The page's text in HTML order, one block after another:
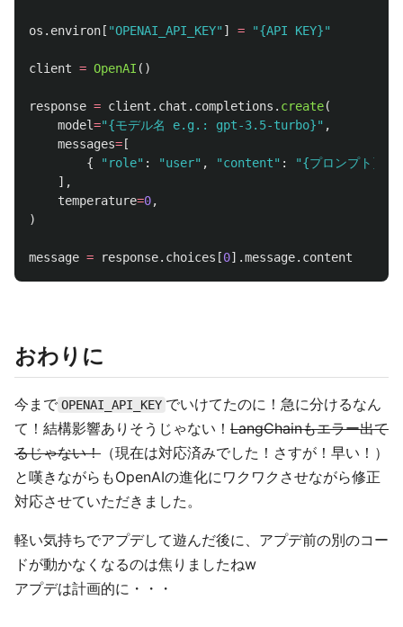
os . environ [ "OPENAI_API_KEY" ] = "{API KEY}"
client = OpenAI ()
response = client . chat . completions . create(
model="{モデル名 e.g.: gpt-3.5-turbo}" ,
messages= [
{
" role" : "user" , "content" : "{プロンプト}
],
temperature=0,
)
message = response. choices [0].message. content
おわりに
今まで OPENAI_API_KEY でいけてたのに！急に分けるなん
て！結構影響ありそうじゃない！ LangChainもエラー出て
るじゃない！ （現在は対応済みでした！さすが！早い！）
と嘆きながらもOpenAIの進化にワクワクさせながら修正
対応させていただきました。
軽い気持ちでアプデして遊んだ後に、アプデ前の別のコー
ドが動かなくなるのは焦りましたねw
アプデは計画的に・・・